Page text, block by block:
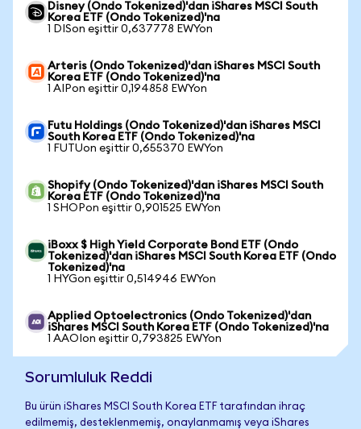
Disney (Ondo Tokenized)'dan iShares MSCI South
Korea ETF (Ondo Tokenized)'na
1 DISon eşittir 0,637778 EWYon
Arteris (Ondo Tokenized)'dan iShares MSCI South
Korea ETF (Ondo Tokenized)'na
1 AIPon eşittir 0,194858 EWYon
Futu Holdings (Ondo Tokenized)'dan iShares MSCI
South Korea ETF (Ondo Tokenized)'na
1 FUTUon eşittir 0,655370 EWYon
Shopify (Ondo Tokenized)'dan iShares MSCI South
Korea ETF (Ondo Tokenized)'na
1 SHOPon eşittir 0,901525 EWYon
iBoxx $ High Yield Corporate Bond ETF (Ondo
Tokenized)'dan iShares MSCI South Korea ETF (Ondo
Tokenized)'na
1 HYGon eşittir 0,514946 EWYon
Applied Optoelectronics (Ondo Tokenized)'dan
iShares MSCI South Korea ETF (Ondo Tokenized)'na
1 AAOIon eşittir 0,793825 EWYon
Sorumluluk Reddi
Bu ürün iShares MSCI South Korea ETF tarafından ihraç
edilmemiş, desteklenmemiş, onaylanmamış veya iShares